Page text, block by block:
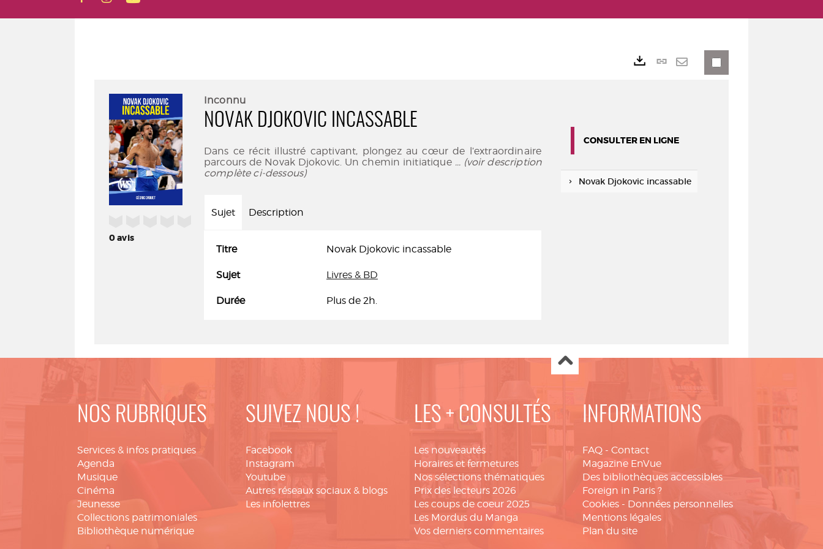
0avis
Inconnu
NOVAK DJOKOVIC INCASSABLE
Dans ce récit illustré captivant, plongez au cœur de l’extraordinaire
parcours de Novak Djokovic. Un chemin initiatique ... (voir description
complète ci-dessous)
Sujet Description
Titre Novak Djokovic incassable
Sujet Livres & BD
Durée Plus de 2h.
Lien
CONSULTER EN LIGNE
Novak Djokovic incassable
NOS RUBRIQUES
Services & infos pratiques
Agenda
Musique
Cinéma
Jeunesse
Collections patrimoniales
Bibliothèque numérique
SUIVEZ NOUS !
Facebook
Instagram
Youtube
Autres réseaux sociaux & blogs
Les infolettres
LES + CONSULTÉS
Les nouveautés
Horaires et fermetures
Nos sélections thématiques
Prix des lecteurs 2026
Les coups de coeur 2025
Les Mordus du Manga
Vos derniers commentaires
INFORMATIONS
FAQ - Contact
Magazine EnVue
Des bibliothèques accessibles
Foreign in Paris ?
Cookies - Données personnelles
Mentions légales
Plan du site